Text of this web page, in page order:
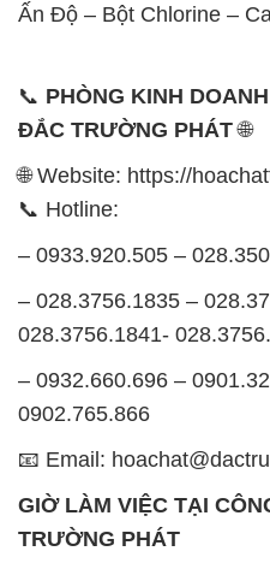
Ấn Độ – Bột Chlorine –
📞 PHÒNG KINH
ĐẮC TRƯỜNG PHÁT🌐
🌐 Website: https://
📞 Hotline:
– 0933.920.505 –
– 028.3756.1835 –
028.3756.1841-
– 0932.660.696 –
0902.765.866
📧 Email:
GIỜ LÀM VIỆC TẠI
TRƯỜNG PHÁT